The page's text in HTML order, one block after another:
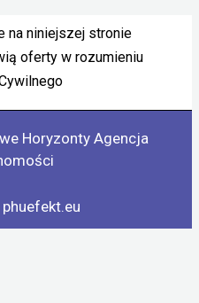
na niniejszej stronie
oferty w rozumieniu
Horyzonty Agencja